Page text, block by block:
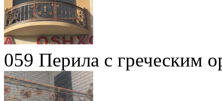
059 Перила с греческим